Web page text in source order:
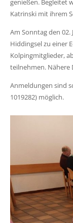
genießen. Begleitet
Katrinski mit ihrem
Am Sonntag den
Hiddingsel zu einer
Kolpingmitglieder,
teilnehmen. Nähere
Anmeldungen sind
1019282) möglich.